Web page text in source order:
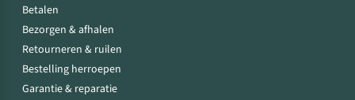
Betalen
Bezorgen & afhalen
Retourneren & ruilen
Bestelling herroepen
Garantie & reparatie